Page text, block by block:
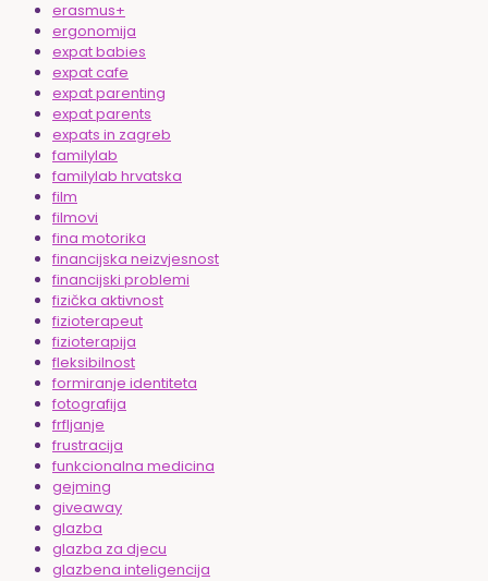
erasmus+
ergonomija
expat babies
expat cafe
expat parenting
expat parents
expats in zagreb
familylab
familylab hrvatska
film
filmovi
fina motorika
financijska neizvjesnost
financijski problemi
fizička aktivnost
fizioterapeut
fizioterapija
fleksibilnost
formiranje identiteta
fotografija
frfljanje
frustracija
funkcionalna medicina
gejming
giveaway
glazba
glazba za djecu
glazbena inteligencija